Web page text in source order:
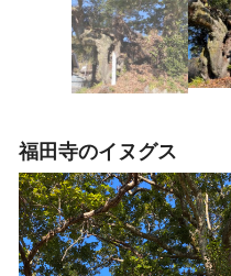
福田寺のイヌグス